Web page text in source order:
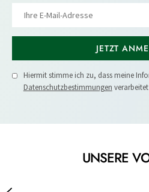
JETZT
Hiermit stimme ich zu, dass meine
Datenschutzbestimmungen
UNSERE